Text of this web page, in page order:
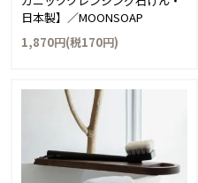
日本製】／MOONSOAP
1,870円(税170円)